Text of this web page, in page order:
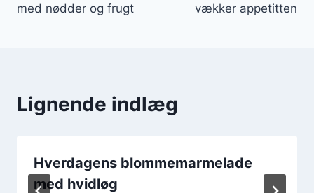
med nødder og frugt
vækker appetitten
Lignende indlæg
Hverdagens blommemarmelade
med hvidløg